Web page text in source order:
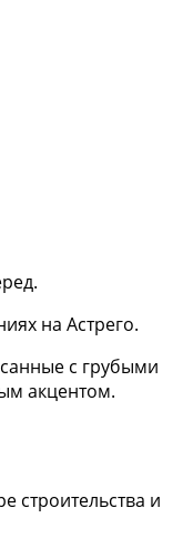
на Астрего.
с грубыми
акцентом.
строительства и